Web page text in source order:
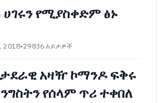
የሚያስቀድም ፅኑ
•29836 እይታዎች
አዛዥ ኮማንዶ ፍቅሩ
የሰላም ጥሪ ተቀበለ